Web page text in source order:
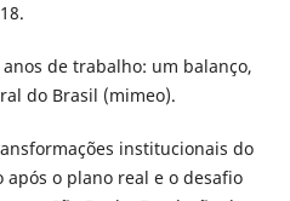
anos de trabalho: um balanço,
do Brasil (mimeo).
institucionais do
o plano real e o desafio